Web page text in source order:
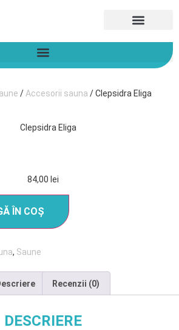
/ Accesorii sauna / Clepsidra Eliga
84,00 lei
ÎN COȘ
, Saune
Recenzii (0)
DESCRIERE